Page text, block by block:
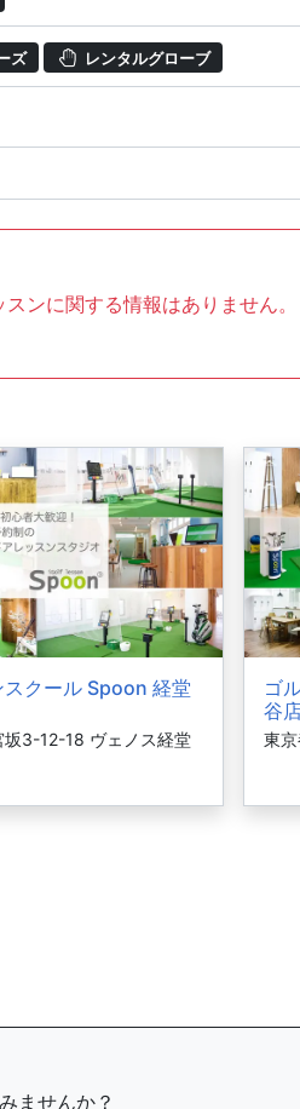
ズ レンタルグローブ
ンに関する情報はありません。
スクール Spoon 経堂
坂3-12-18 ヴェノス経堂
ゴ
谷
東
ませんか？